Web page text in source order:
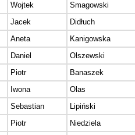
Wojtek Smagowski
Jacek Didłuch
Aneta Kanigowska
Daniel Olszewski
Piotr Banaszek
Iwona Olas
Sebastian Lipiński
Piotr Niedziela